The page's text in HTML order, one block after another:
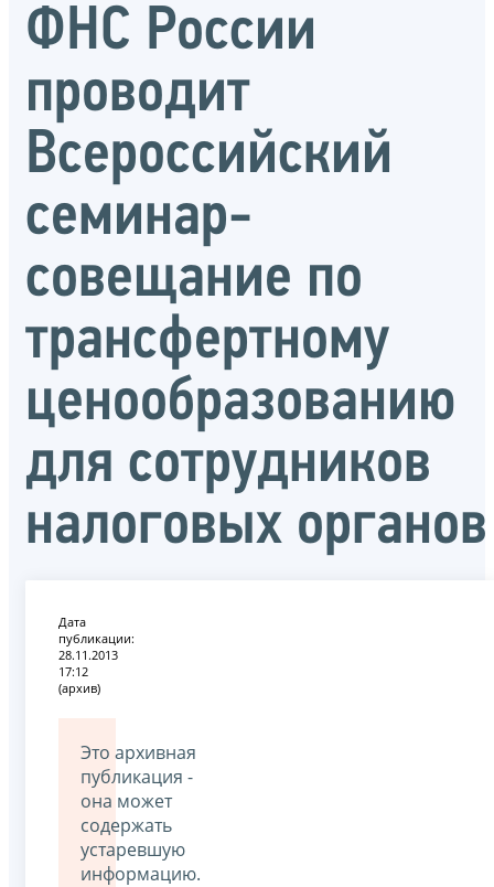
ФНС России
проводит
Всероссийский
семинар-
совещание по
трансфертному
ценообразованию
для сотрудников
налоговых органов
Дата
публикации:
28.11.2013
17:12
(архив)
Это архивная
публикация -
она может
содержать
устаревшую
информацию.